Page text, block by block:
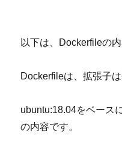
以下は、Dockerfileの内
Dockerfileは、拡張子は
ubuntu:18.04をベース
の内容です。